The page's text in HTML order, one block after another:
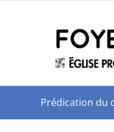
Prédication du